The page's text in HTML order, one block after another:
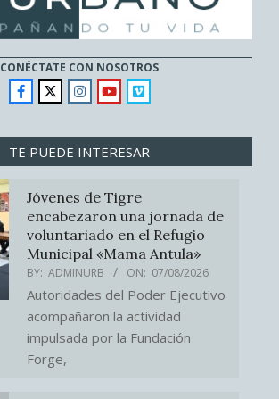
CONÉCTATE CON NOSOTROS
TE PUEDE INTERESAR
Jóvenes de Tigre
encabezaron una jornada de
voluntariado en el Refugio
Municipal «Mama Antula»
BY: ADMINURB ON: 07/08/2026
Autoridades del Poder Ejecutivo
acompañaron la actividad
impulsada por la Fundación
Forge,